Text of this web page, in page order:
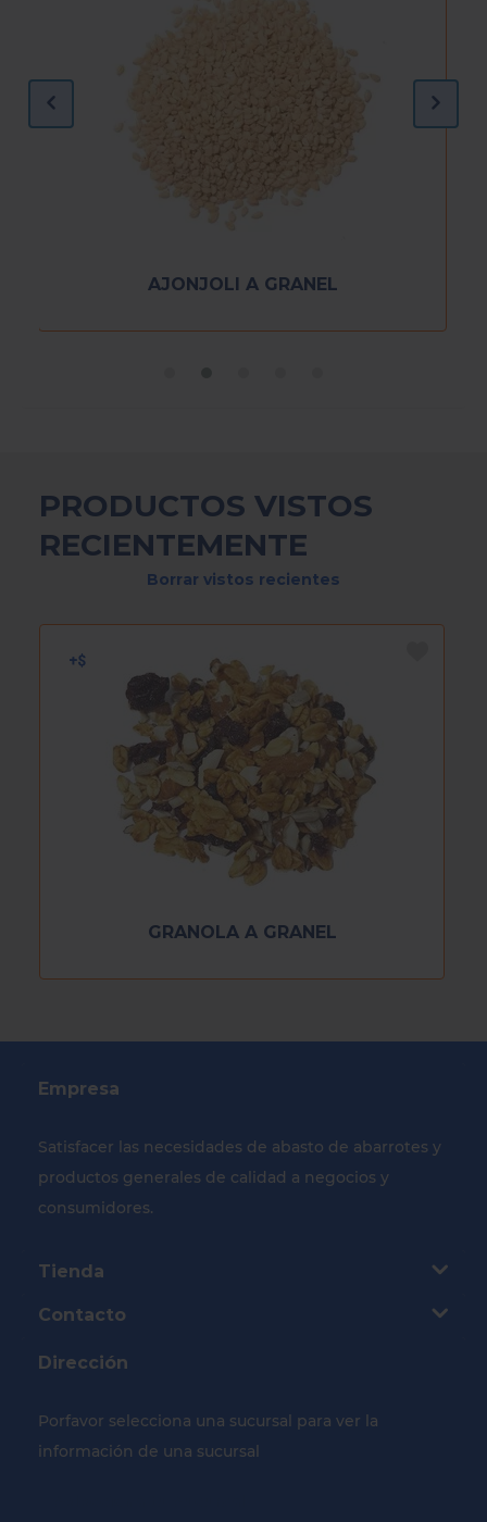
AJONJOLI A GRANEL
PRODUCTOS VISTOS
RECIENTEMENTE
Borrar vistos recientes
GRANOLA A GRANEL
Empresa
Satisfacer las necesidades de abasto de abarrotes y
productos generales de calidad a negocios y
consumidores.
Tienda
Contacto
Dirección
Porfavor selecciona una sucursal para ver la
información de una sucursal